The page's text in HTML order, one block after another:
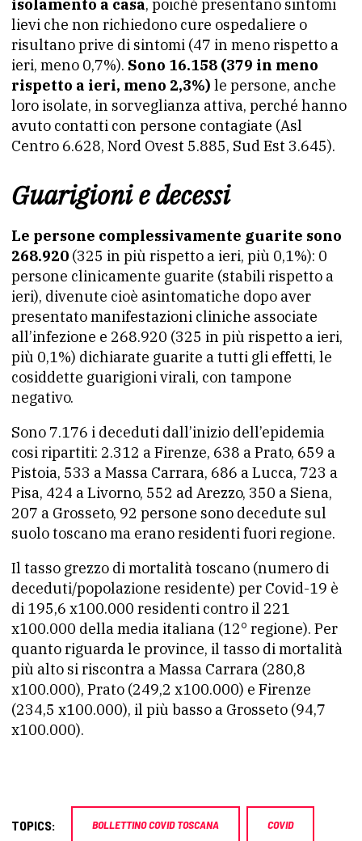
isolamento a casa, poiché presentano sintomi
lievi che non richiedono cure ospedaliere o
risultano prive di sintomi (47 in meno rispetto a
ieri, meno 0,7%). Sono 16.158 (379 in meno
rispetto a ieri, meno 2,3%) le persone, anche
loro isolate, in sorveglianza attiva, perché hanno
avuto contatti con persone contagiate (Asl
Centro 6.628, Nord Ovest 5.885, Sud Est 3.645).
Guarigioni e decessi
Le persone complessivamente guarite sono
268.920 (325 in più rispetto a ieri, più 0,1%): 0
persone clinicamente guarite (stabili rispetto a
ieri), divenute cioè asintomatiche dopo aver
presentato manifestazioni cliniche associate
all’infezione e 268.920 (325 in più rispetto a ieri,
più 0,1%) dichiarate guarite a tutti gli effetti, le
cosiddette guarigioni virali, con tampone
negativo.
Sono 7.176 i deceduti dall’inizio dell’epidemia
cosi ripartiti: 2.312 a Firenze, 638 a Prato, 659 a
Pistoia, 533 a Massa Carrara, 686 a Lucca, 723 a
Pisa, 424 a Livorno, 552 ad Arezzo, 350 a Siena,
207 a Grosseto, 92 persone sono decedute sul
suolo toscano ma erano residenti fuori regione.
Il tasso grezzo di mortalità toscano (numero di
deceduti/popolazione residente) per Covid-19 è
di 195,6 x100.000 residenti contro il 221
x100.000 della media italiana (12° regione). Per
quanto riguarda le province, il tasso di mortalità
più alto si riscontra a Massa Carrara (280,8
x100.000), Prato (249,2 x100.000) e Firenze
(234,5 x100.000), il più basso a Grosseto (94,7
x100.000).
TOPICS: BOLLETTINO COVID TOSCANA COVID